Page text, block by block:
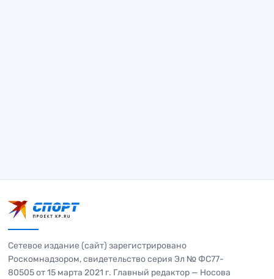
Сетевое издание (сайт) зарегистрировано
Роскомнадзором, свидетельство серия Эл № ФС77-
80505 от 15 марта 2021 г. Главный редактор — Носова